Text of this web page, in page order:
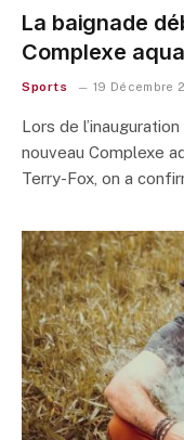
La baignade
Complexe
Sports 19 Décembre
Lors de
nouveau Complexe
Terry-Fox, on a